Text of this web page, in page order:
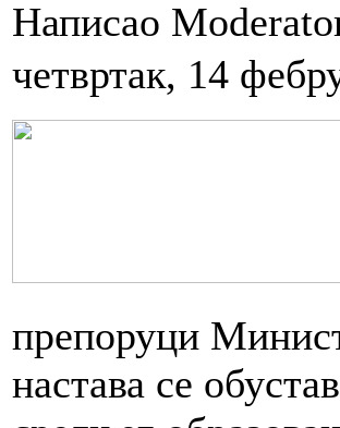
Написао
четвртак, 14
препоруци
настава се